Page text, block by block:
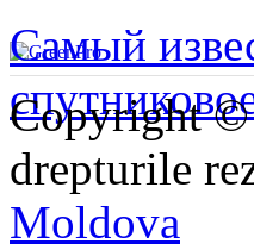
Самый
Copyright
drepturile
Moldova